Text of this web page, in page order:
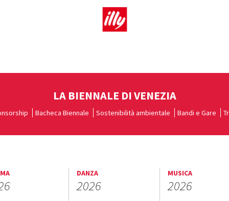
LA BIENNALE DI VENEZIA
Bacheca Biennale Sostenibilità ambientale Bandi e Gare
DANZA
2026
MUSICA
2026